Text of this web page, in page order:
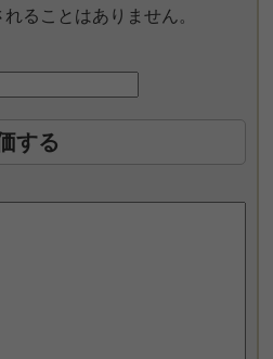
ることはありません。
する